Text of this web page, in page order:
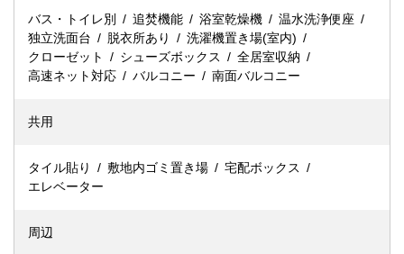
バス・トイレ別 追焚機能 浴室乾燥機
温水洗浄便座
独立洗面台
脱衣所あり
洗濯機置き場(室内)
クローゼット
シューズボックス
全居室収納
高速ネット対応
バルコニー 南面バルコニー
共用
タイル貼り 敷地内ゴミ置き場
宅配ボックス
エレベーター
周辺